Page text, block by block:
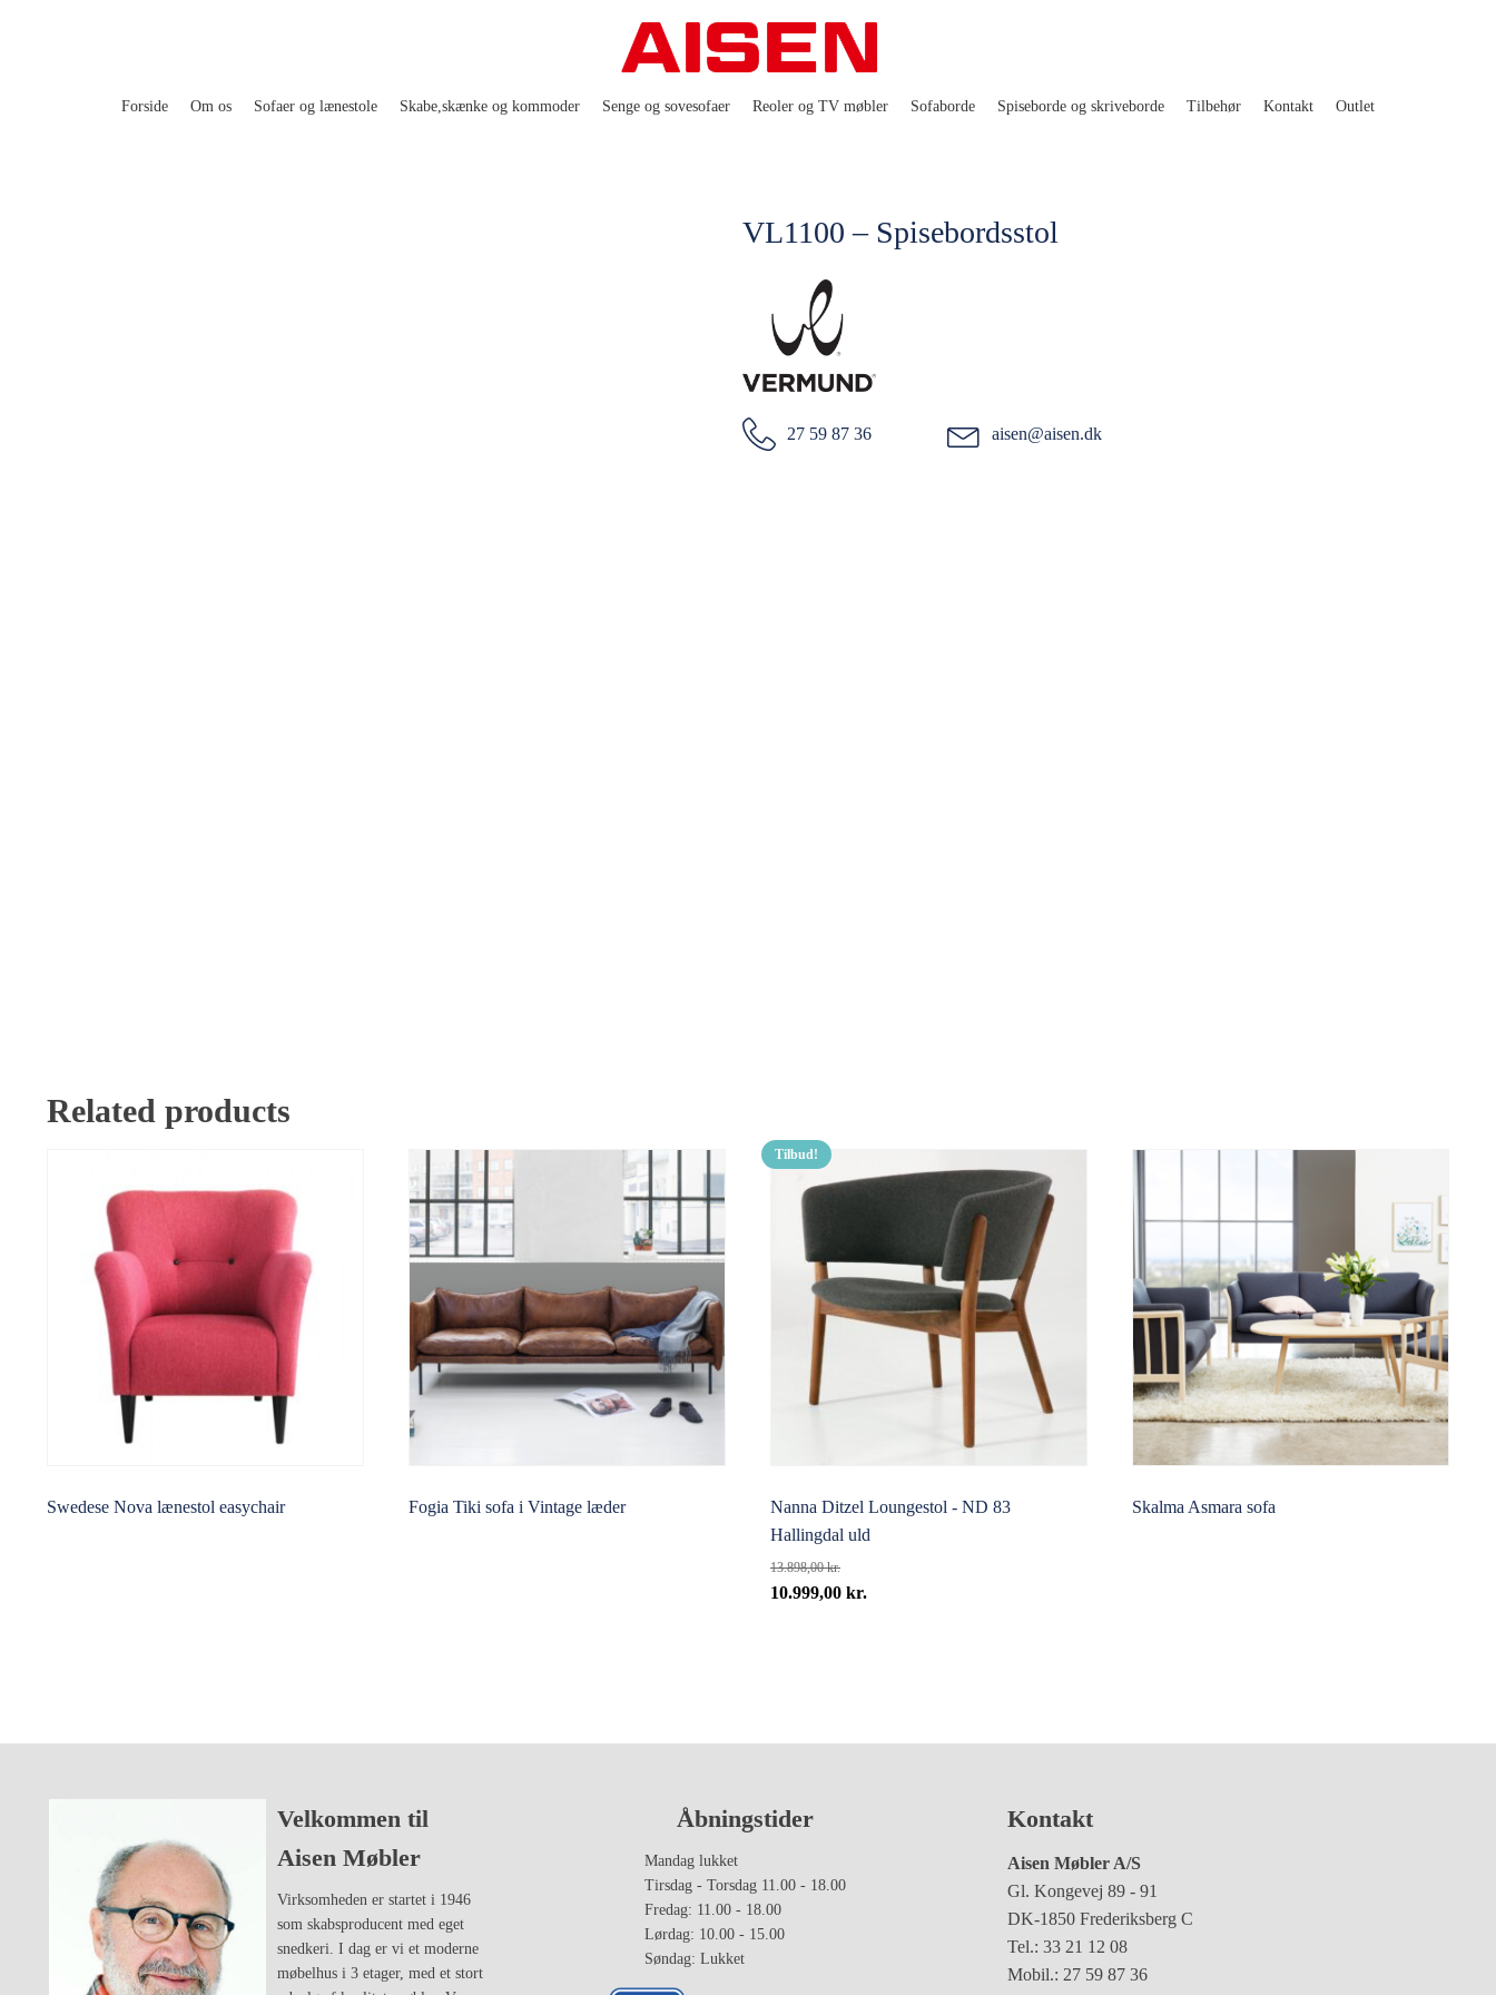
Forside Om os Sofaer og lænestole Skabe,skænke og kommoder Senge og sovesofaer Reoler og TV møbler Sofaborde Spiseborde og skriveborde Tilbehør Kontakt Outlet
VL1100 – Spisebordsstol
27 59 87 36 aisen@aisen.dk
Related products
Swedese Nova lænestol easychair Fogia Tiki sofa i Vintage læder
Tilbud!
Nanna Ditzel Loungestol - ND 83
Hallingdal uld
13.898,00kr.
Den
10.999,00 kr.Den
Skalma Asmara sofa
Velkommen til
Aisen Møbler
Virksomheden er startet i 1946
som skabsproducent med eget
snedkeri. I dag er vi et moderne
møbelhus i 3 etager, med et stort
Åbningstider
Mandag lukket
Tirsdag - Torsdag 11.00 - 18.00
Fredag: 11.00 - 18.00
Lørdag: 10.00 - 15.00
Søndag: Lukket
Kontakt
Aisen Møbler A/S
Gl. Kongevej 89 - 91
DK-1850 Frederiksberg C
Tel.: 33 21 12 08
Mobil.: 27 59 87 36